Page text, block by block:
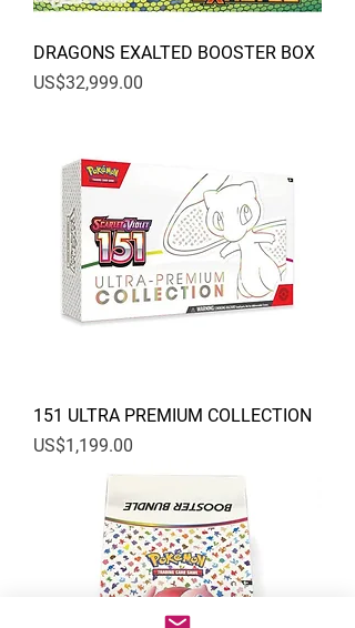
DRAGONS EXALTED BOOSTER BOX
價格
US$32,999.00
151 ULTRA PREMIUM COLLECTION
價格
US$1,199.00